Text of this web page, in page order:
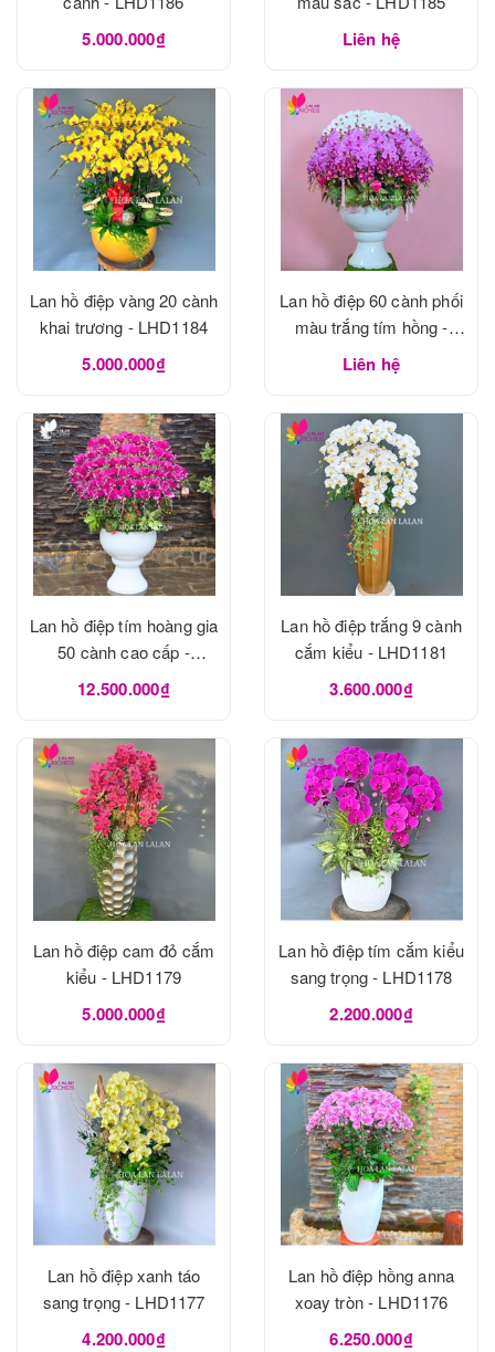
5.000.000₫ Liên hệ
Lan hồ điệp vàng 20 cành
khai trương - LHD1184
5.000.000₫
Lan hồ điệp 60 cành phối
màu trắng tím hồng -
LHD1183
Liên hệ
Lan hồ điệp tím hoàng gia
50 cành cao cấp -
LHD1182
12.500.000₫
Lan hồ điệp trắng 9 cành
cắm kiểu - LHD1181
3.600.000₫
Lan hồ điệp cam đỏ cắm
kiểu - LHD1179
5.000.000₫
Lan hồ điệp tím cắm kiểu
sang trọng - LHD1178
2.200.000₫
Lan hồ điệp xanh táo
sang trọng - LHD1177
4.200.000₫
Lan hồ điệp hồng anna
xoay tròn - LHD1176
6.250.000₫